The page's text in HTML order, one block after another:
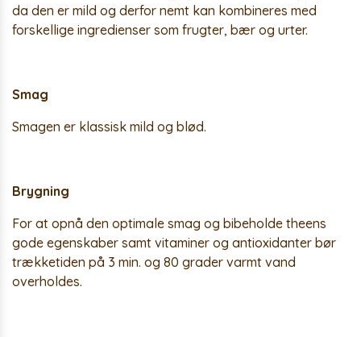
da den er mild og derfor nemt kan kombineres med
forskellige ingredienser som frugter, bær og urter.
Smag
Smagen er klassisk mild og blød.
Brygning
For at opnå den optimale smag og bibeholde theens
gode egenskaber samt vitaminer og antioxidanter bør
trækketiden på 3 min. og 80 grader varmt vand
overholdes.